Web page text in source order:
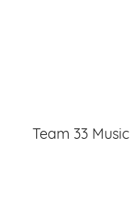
Team 33 Music